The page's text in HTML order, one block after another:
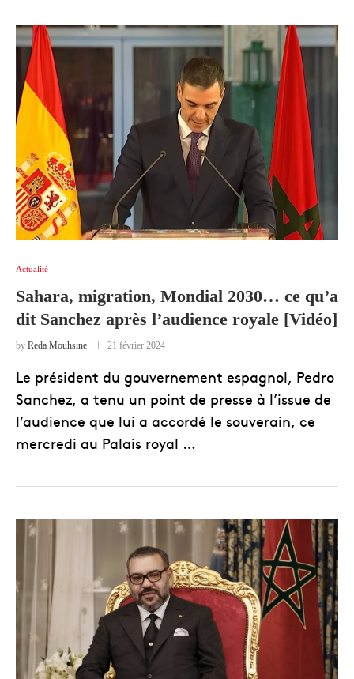
Actualité
Sahara, migration, Mondial 2030… ce qu’a
dit Sanchez après l’audience royale [Vidéo]
by Reda Mouhsine 21 février 2024
Le président du gouvernement espagnol, Pedro
Sanchez, a tenu un point de presse à l’issue de
l’audience que lui a accordé le souverain, ce
mercredi au Palais royal …